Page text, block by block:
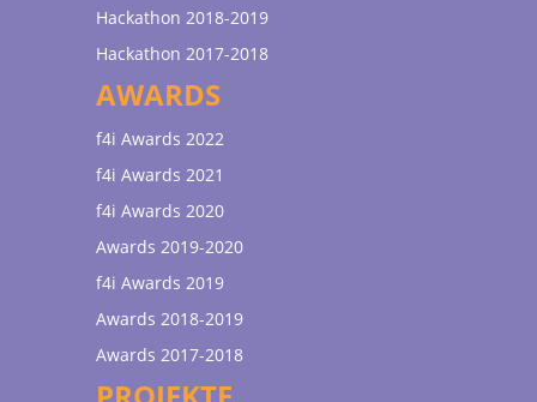
Hackathon 2018-2019
Hackathon 2017-2018
AWARDS
f4i Awards 2022
f4i Awards 2021
f4i Awards 2020
Awards 2019-2020
f4i Awards 2019
Awards 2018-2019
Awards 2017-2018